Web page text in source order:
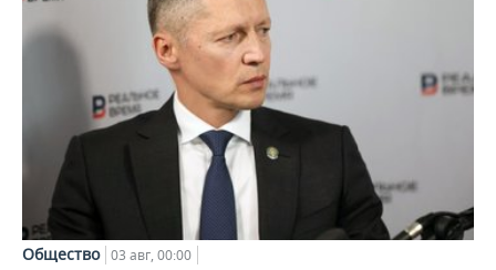
Общество 03 авг, 00:00